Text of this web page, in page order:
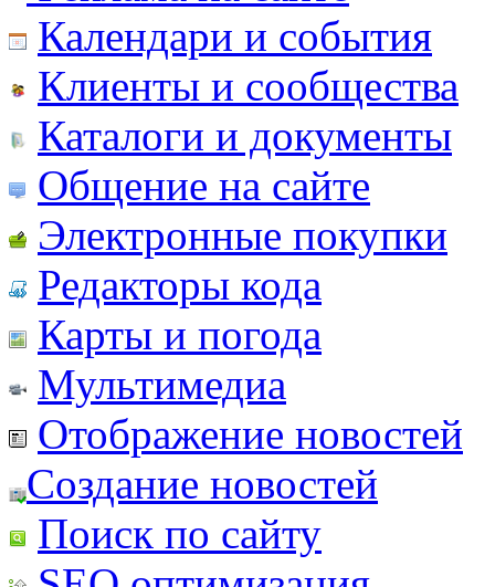
Календари и события
Клиенты и сообщества
Каталоги и документы
Общение на сайте
Электронные покупки
Редакторы кода
Карты и погода
Мультимедиа
Отображение новостей
Создание новостей
Поиск по сайту